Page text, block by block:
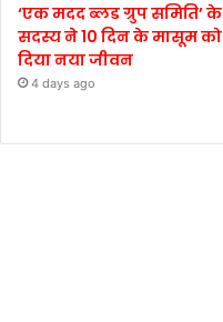
‘एक मदद ब्लड ग्रुप समिति’ के
सदस्य ने 10 दिन के मासूम को
दिया नया जीवन
4 days ago